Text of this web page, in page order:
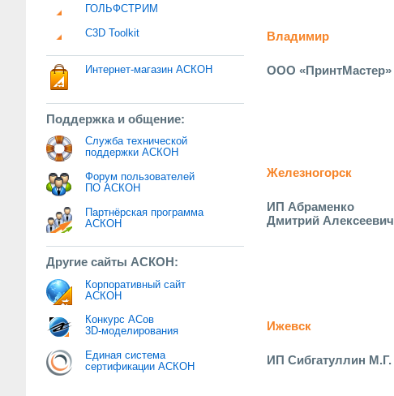
ГОЛЬФСТРИМ
C3D Toolkit
Интернет-магазин АСКОН
Поддержка и общение:
Служба технической
поддержки АСКОН
Форум пользователей
ПО АСКОН
Партнёрская программа
АСКОН
Другие сайты АСКОН:
Корпоративный сайт
АСКОН
Конкурс АСов
3D-моделирования
Единая система
сертификации АСКОН
Владимир
ООО «ПринтМастер»
Железногорск
ИП Абраменко
Дмитрий Алексеевич
Ижевск
ИП Сибгатуллин М.Г.